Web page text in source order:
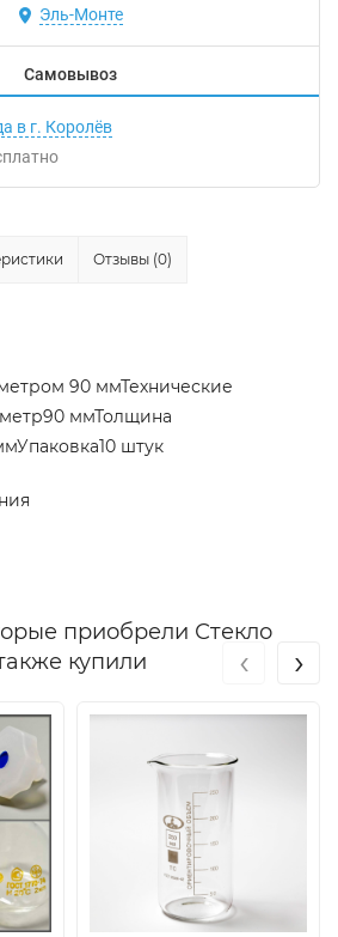
Эль-Монте
Самовывоз
в г. Королёв
Отзывы (0)
90 ммТехнические
ммТолщина
штук
приобрели Стекло
купили
‹ ›